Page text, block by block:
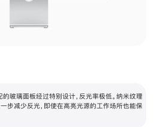
的玻璃面板经过特别设计，反光率极低。纳米纹理
步减少反光，即使在高亮光源的工作场所也能保